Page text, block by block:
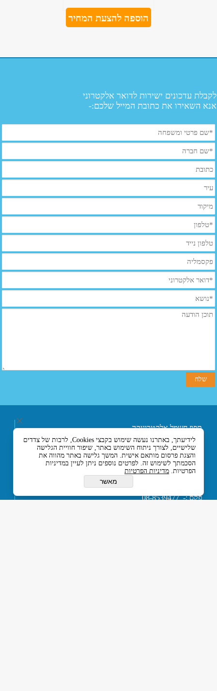
הוספה להצעת המחיר
לקבלת עדכונים ישירות לדואר אלקטרוני
אנא השאירו את כתובת המייל שלכם:-
תפוז חשמל אלקטרוניקה
ובקרה בע"מ
רחוב אליעזר בן הורקנוס 5
אזור התעשייה הצפוני,
כניסה מרחוב המסגר, לוד
7129330 ישראל
פקס :- 08-8539477
לידיעתך, באתרנו נעשה שימוש בקבצי Cookies, לרבות של צדדים
שלישיים, לצורך ניתוח השימוש באתר, שיפור חוויית הגלישה
והצגת פרסום מותאם אישית. המשך גלישה באתר מהווה את
הסכמתך לשימוש זה. לפרטים נוספים ניתן לעיין במדיניות
הפרטיות. מדיניות הפרטיות
מאשר